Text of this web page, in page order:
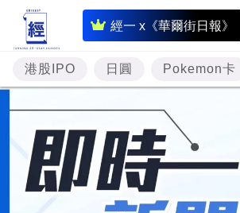
經一 x《華爾街日報》
即
時
財
經
專
題
投
資
港股IPO 日圓 Pokemon卡